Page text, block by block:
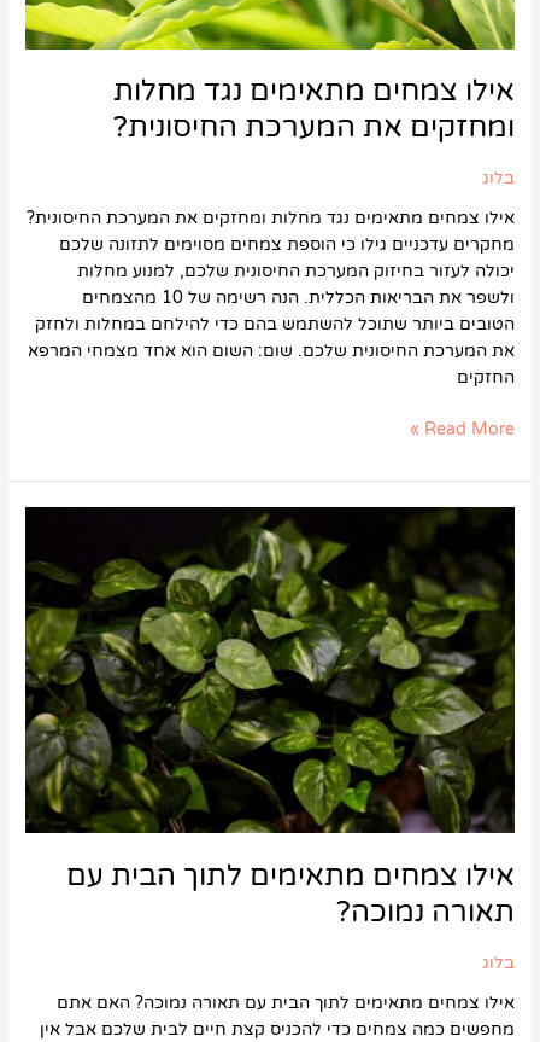
אילו צמחים מתאימים נגד מחלות
ומחזקים את המערכת החיסונית?
בלוג
אילו צמחים מתאימים נגד מחלות ומחזקים את המערכת החיסונית?
מחקרים עדכניים גילו כי הוספת צמחים מסוימים לתזונה שלכם
יכולה לעזור בחיזוק המערכת החיסונית שלכם, למנוע מחלות
ולשפר את הבריאות הכללית. הנה רשימה של 10 מהצמחים
הטובים ביותר שתוכל להשתמש בהם כדי להילחם במחלות ולחזק
את המערכת החיסונית שלכם. שום: השום הוא אחד מצמחי המרפא
החזקים
Read More »
אילו צמחים מתאימים לתוך הבית עם
תאורה נמוכה?
בלוג
אילו צמחים מתאימים לתוך הבית עם תאורה נמוכה? האם אתם
מחפשים כמה צמחים כדי להכניס קצת חיים לבית שלכם אבל אין
צמחים
מתאימים
לתוך
הבית
עם
תאורה
נמוכה?